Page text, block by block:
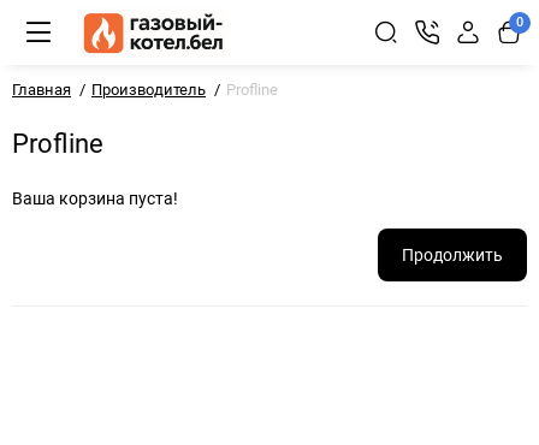
0
Главная Производитель Profline
Profline
Ваша корзина пуста!
Продолжить